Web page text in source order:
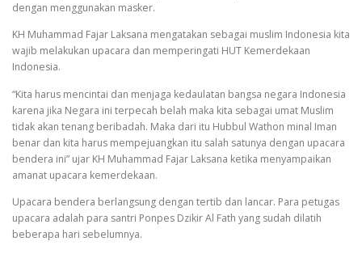
dengan menggunakan masker.
KH Muhammad Fajar Laksana mengatakan sebagai muslim Indonesia kita
wajib melakukan upacara dan memperingati HUT Kemerdekaan
Indonesia.
“Kita harus mencintai dan menjaga kedaulatan bangsa negara Indonesia
karena jika Negara ini terpecah belah maka kita sebagai umat Muslim
tidak akan tenang beribadah. Maka dari itu Hubbul Wathon minal Iman
benar dan kita harus mempejuangkan itu salah satunya dengan upacara
bendera ini” ujar KH Muhammad Fajar Laksana ketika menyampaikan
amanat upacara kemerdekaan.
Upacara bendera berlangsung dengan tertib dan lancar. Para petugas
upacara adalah para santri Ponpes Dzikir Al Fath yang sudah dilatih
beberapa hari sebelumnya.